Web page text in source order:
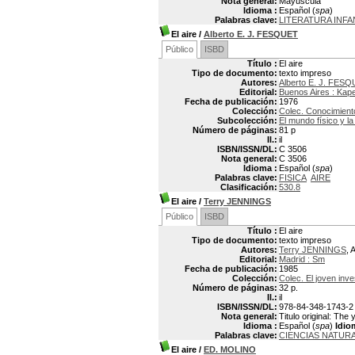
Idioma : Español (spa)
Palabras clave: LITERATURA
El aire / Alberto E. J. FESQUET
Público
ISBD
Título : El aire
Tipo de documento: texto impreso
Autores: Alberto E. J.
Editorial: Buenos Aires :
Fecha de publicación: 1976
Colección: Colec.
Subcolección: El mundo físico y
Número de páginas: 81 p
Il.: il
ISBN/ISSN/DL: C 3506
Nota general: C 3506
Idioma : Español (spa)
Palabras clave: FISICA AIRE
Clasificación: 530.8
El aire / Terry JENNINGS
Público
ISBD
Título : El aire
Tipo de documento: texto impreso
Autores: Terry JENNINGS ,
Editorial: Madrid : Sm
Fecha de publicación: 1985
Colección: Colec. El joven
Número de páginas: 32 p.
Il.: il
ISBN/ISSN/DL: 978-84-348-1743-2
Nota general: Titulo original: The
Idioma : Español (spa)
Palabras clave: CIENCIAS
El aire / ED. MOLINO